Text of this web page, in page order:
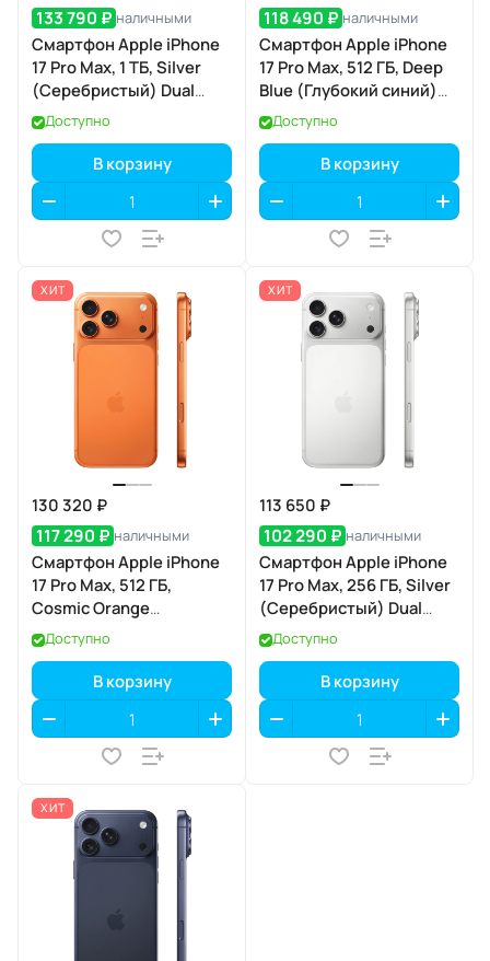
133 790 ₽ наличными
Смартфон Apple iPhone
17 Pro Max, 1 ТБ, Silver
(Серебристый) Dual
eSIM
Доступно
В корзину
118 490 ₽ наличными
Смартфон Apple iPhone
17 Pro Max, 512 ГБ, Deep
Blue (Глубокий синий)
Dual eSIM
Доступно
В корзину
ХИТ
130 320 ₽
117 290 ₽ наличными
Смартфон Apple iPhone
17 Pro Max, 512 ГБ,
Cosmic Orange
(Космический
оранжевый) Dual eSIM
Доступно
В корзину
ХИТ
113 650 ₽
102 290 ₽ наличными
Смартфон Apple iPhone
17 Pro Max, 256 ГБ, Silver
(Серебристый) Dual
eSIM
Доступно
В корзину
ХИТ